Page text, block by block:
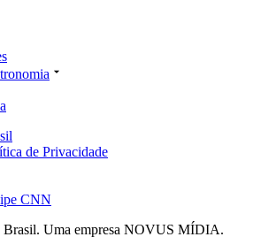
de Privacidade
CNN
Uma empresa NOVUS MÍDIA.